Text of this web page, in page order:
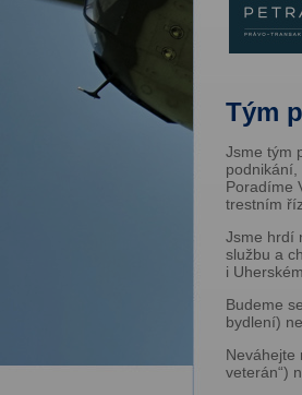
Tým
Jsme tým
Poradíme
trestním
Jsme hrdí
službu a
i
Budeme
bydlení)
Neváhejte
veterán“)